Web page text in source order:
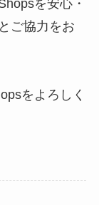
を安心・
ご協力をお
をよろしく